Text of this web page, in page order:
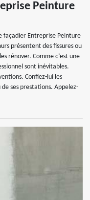
Peinture
façadier Entreprise Peinture
présentent des fissures ou
rénover. Comme c’est une
sont inévitables.
Confiez-lui les
ses prestations. Appelez-